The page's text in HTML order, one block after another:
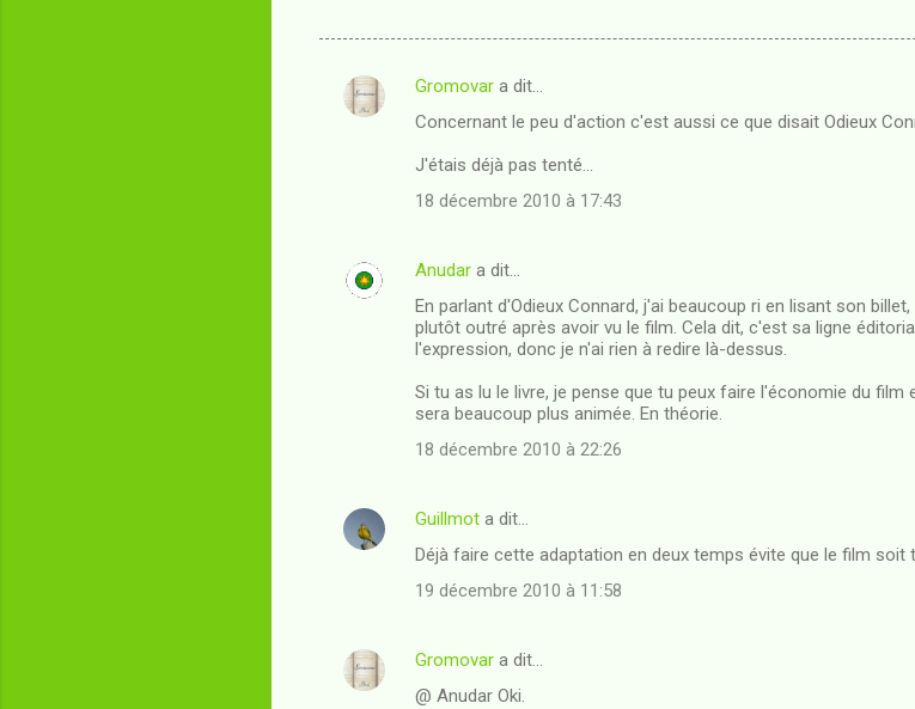
C
n
Gromovar a dit…
Concernant le peu d'action c'est aussi ce que disait Odieux
J'étais déjà pas tenté...
18 décembre 2010 à 17:43
Anudar a dit…
En parlant d'Odieux Connard, j'ai beaucoup ri en lisant son
plutôt outré après avoir vu le film. Cela dit, c'est sa ligne
l'expression, donc je n'ai rien à redire là-dessus.
Si tu as lu le livre, je pense que tu peux faire l'économie du
sera beaucoup plus animée. En théorie.
18 décembre 2010 à 22:26
Guillmot a dit…
Déjà faire cette adaptation en deux temps évite que le film soit
19 décembre 2010 à 11:58
Gromovar a dit…
@ Anudar Oki.